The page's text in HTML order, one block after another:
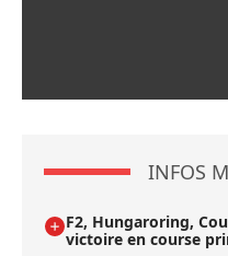
INFOS
F2, Hungaroring,
victoire en course